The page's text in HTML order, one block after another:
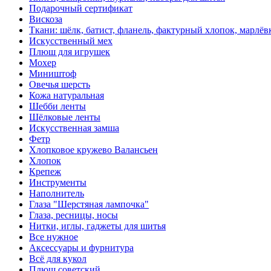
Подарочный сертификат
Вискоза
Ткани: шёлк, батист, фланель, фактурный хлопок,
Искусственный мех
Плюш для игрушек
Мохер
Миништоф
Овечья шерсть
Кожа натуральная
Шебби ленты
Шёлковые ленты
Искусственная замша
Фетр
Хлопковое кружево Валансьен
Хлопок
Крепеж
Инструменты
Наполнитель
Глаза "Шерстяная лампочка"
Глаза, ресницы, носы
Нитки, иглы, гаджеты для шитья
Все нужное
Аксессуары и фурнитура
Всё для кукол